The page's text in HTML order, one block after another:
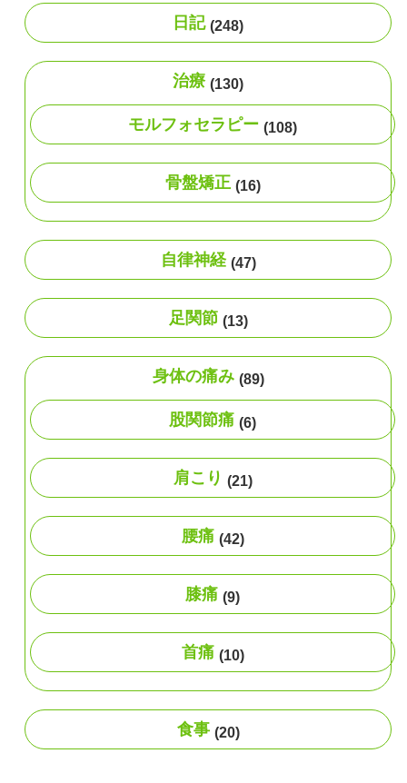
日記 (248)
治療 (130)
モルフォセラピー (108)
骨盤矯正 (16)
自律神経 (47)
足関節 (13)
身体の痛み (89)
股関節痛 (6)
肩こり (21)
腰痛 (42)
膝痛 (9)
首痛 (10)
食事 (20)